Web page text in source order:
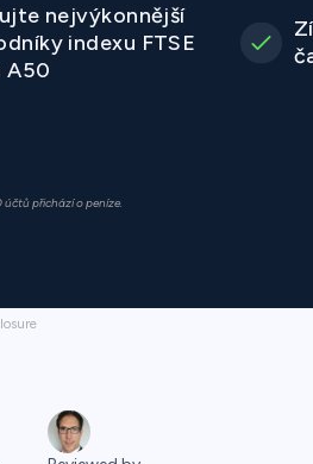
nejvýkonnější
indexu FTSE
A50
účtů přichází o peníze.